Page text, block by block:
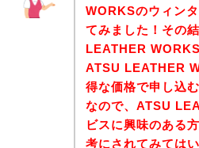
WORKSのウィン
てみました！その
LEATHER
ATSU LEATHER
得な価格で申し込
なので、ATSU
ビスに興味のある
考にされてみては